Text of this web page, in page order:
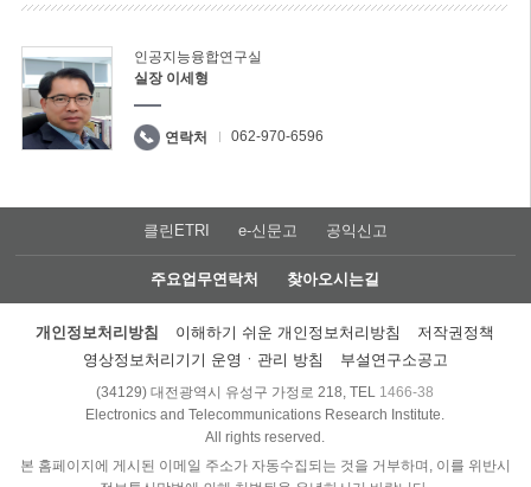
인공지능융합연구실
실장 이세형
연락처 062-970-6596
클린ETRI e-신문고 공익신고
주요업무연락처 찾아오시는길
개인정보처리방침 이해하기 쉬운 개인정보처리방침
저작권정책
영상정보처리기기 운영ㆍ관리 방침
부설연구소공고
(34129) 대전광역시 유성구 가정로 218, TEL 1466-38
Electronics and Telecommunications Research Institute.
All rights reserved.
본 홈페이지에 게시된 이메일 주소가 자동수집되는 것을 거부하며, 이를 위반시